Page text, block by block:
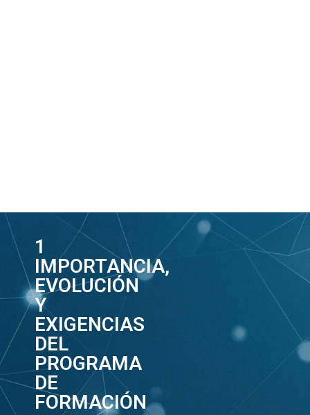
1
IMPORTANCIA,
EVOLUCIÓN
Y
EXIGENCIAS
DEL
PROGRAMA
DE
FORMACIÓN